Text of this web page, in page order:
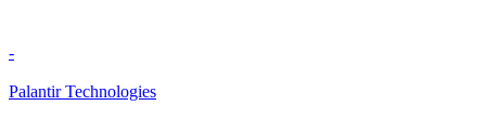
-
Palantir Technologies